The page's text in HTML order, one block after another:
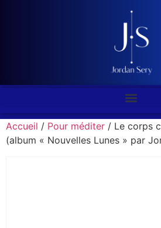
Accueil / Pour méditer / Le corps
(album « Nouvelles Lunes » par